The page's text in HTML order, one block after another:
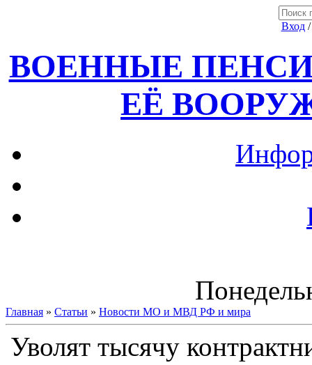
Вход
ВОЕННЫЕ
ЕЁ
Главная » Статьи » Новости МО и МВД РФ и мира
Уволят тысячу